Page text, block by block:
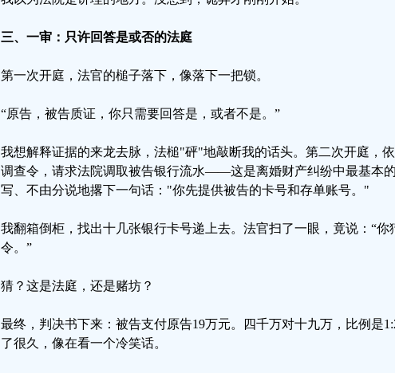
三、一审：只许回答是或否的法庭
第一次开庭，法官的槌子落下，像落下一把锁。
“原告，被告质证，你只需要回答是，或者不是。”
我想解释证据的来龙去脉，法槌"砰"地敲断我的话头。第二次开庭，
调查令，请求法院调取被告银行流水——这是离婚财产纠纷中最基本
写、不由分说地撂下一句话："你先提供被告的卡号和存单账号。"
我翻箱倒柜，找出十几张银行卡号递上去。法官扫了一眼，竟说：“你
令。”
猜？这是法庭，还是赌坊？
最终，判决书下来：被告支付原告19万元。四千万对十九万，比例是
了很久，像在看一个冷笑话。